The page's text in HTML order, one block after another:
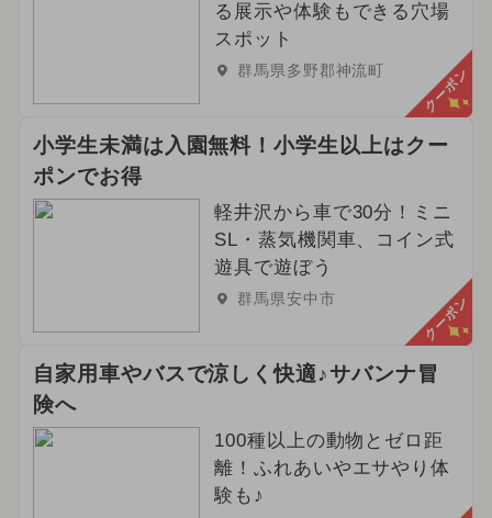
る展示や体験もできる穴場
スポット
群馬県多野郡神流町 クーポン
小学生未満は入園無料！小学生以上はクー
ポンでお得
軽井沢から車で30分！ミニ
SL・蒸気機関車、コイン式
遊具で遊ぼう
群馬県安中市 クーポン
自家用車やバスで涼しく快適♪サバンナ冒
険へ
100種以上の動物とゼロ距
離！ふれあいやエサやり体
験も♪